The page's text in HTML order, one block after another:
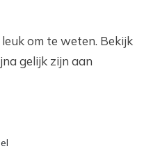
om te weten. Bekijk
gelijk zijn aan